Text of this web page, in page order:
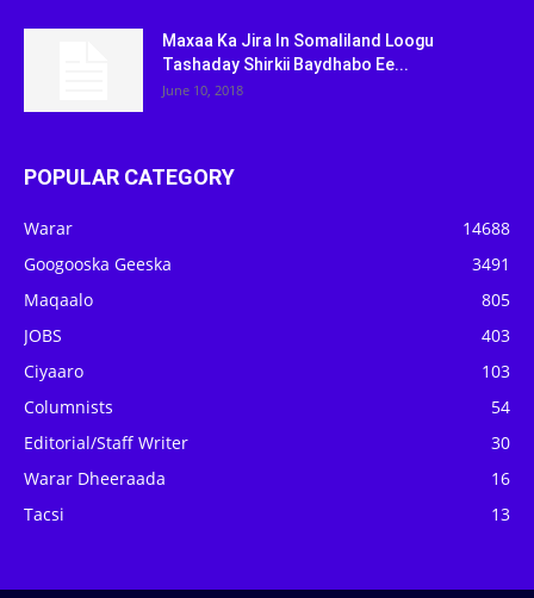
Maxaa Ka Jira In Somaliland Loogu
Tashaday Shirkii Baydhabo Ee...
June 10, 2018
POPULAR CATEGORY
Warar
14688
Googooska Geeska
3491
Maqaalo
805
JOBS
403
Ciyaaro
103
Columnists
54
Editorial/Staff Writer
30
Warar Dheeraada
16
Tacsi
13